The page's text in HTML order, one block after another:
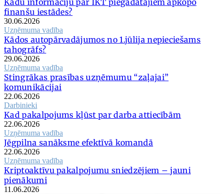
finanšu iestādes?
30.06.2026
Uzņēmuma vadība
Kādos autopārvadājumos no 1.jūlija nepieciešams
tahogrāfs?
29.06.2026
Uzņēmuma vadība
Stingrākas prasības uzņēmumu “zaļajai”
komunikācijai
22.06.2026
Darbinieki
Kad pakalpojums kļūst par darba attiecībām
22.06.2026
Uzņēmuma vadība
Jēgpilna sanāksme efektīvā komandā
22.06.2026
Uzņēmuma vadība
Kriptoaktīvu pakalpojumu sniedzējiem – jauni
pienākumi
11.06.2026